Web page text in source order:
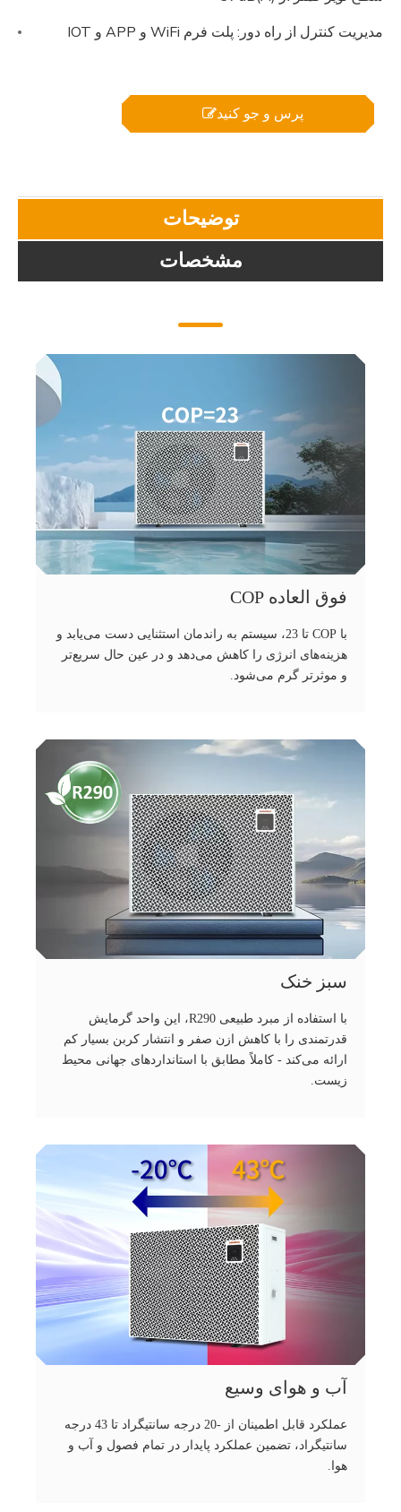
مدیریت کنترل از راه دور: پلت فرم WiFi و APP و IOT
پرس و جو کنید
توضیحات
مشخصات
فوق العاده COP
با COP تا 23، سیستم به راندمان استثنایی دست می‌یابد و
هزینه‌های انرژی را کاهش می‌دهد و در عین حال سریع‌تر
و موثرتر گرم می‌شود.
سبز خنک
با استفاده از مبرد طبیعی R290، این واحد گرمایش
قدرتمندی را با کاهش ازن صفر و انتشار کربن بسیار کم
ارائه می‌کند - کاملاً مطابق با استانداردهای جهانی محیط
زیست.
آب و هوای وسیع
عملکرد قابل اطمینان از -20 درجه سانتیگراد تا 43 درجه
سانتیگراد، تضمین عملکرد پایدار در تمام فصول و آب و
هوا.